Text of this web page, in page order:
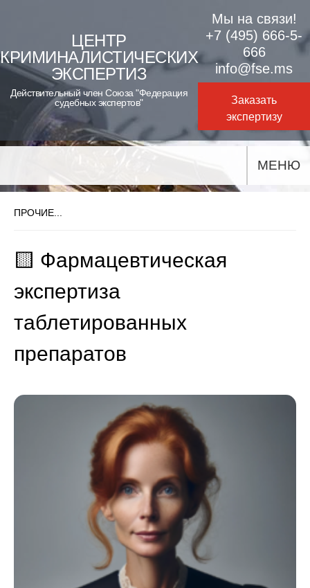
content
ЦЕНТР
КРИМИНАЛИСТИЧЕСКИХ
ЭКСПЕРТИЗ
Действительный член Союза "Федерация
судебных экспертов"
Мы на связи!
+7 (495) 666-5-
666
info@fse.ms
Заказать
экспертизу
МЕНЮ
ПРОЧИЕ...
🟨 Фармацевтическая
экспертиза
таблетированных
препаратов